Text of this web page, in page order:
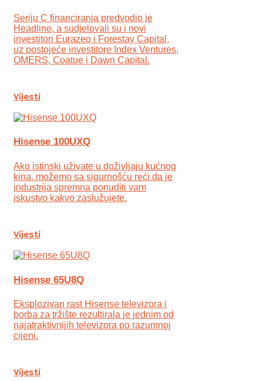
Seriju C financiranja predvodio je
Headline, a sudjelovali su i novi
investitori Eurazeo i Forestay Capital,
uz postojeće investitore Index Ventures,
OMERS, Coatue i Dawn Capital.
Vijesti
Hisense 100UXQ
Ako istinski uživate u doživljaju kućnog
kina, možemo sa sigurnošću reći da je
industrija spremna ponuditi vam
iskustvo kakvo zaslužujete.
Vijesti
Hisense 65U8Q
Eksplozivan rast Hisense televizora i
borba za tržište rezultirala je jednim od
najatraktivnijih televizora po razumnoj
cijeni.
Vijesti